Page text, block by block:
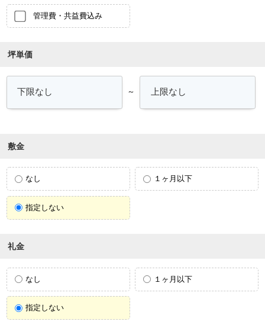
管理費・共益費込み
坪単価
～
敷金
なし １ヶ月以下
指定しない
礼金
なし １ヶ月以下
指定しない